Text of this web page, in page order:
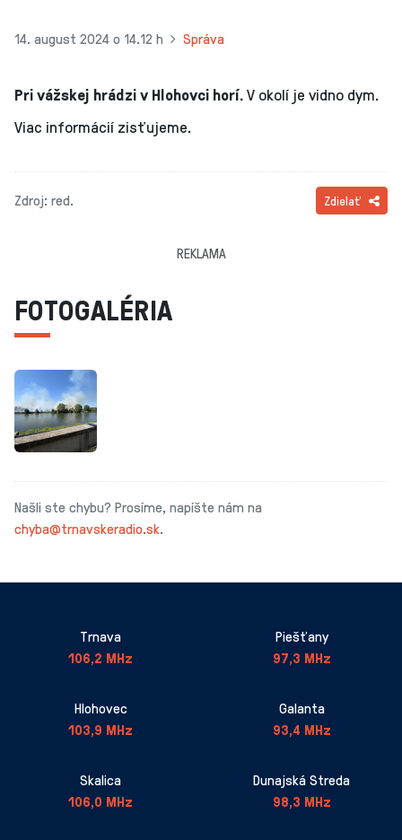
14. august 2024 o 14.12 h Správa
Pri vážskej hrádzi v Hlohovci horí.V okolí je vidno dym.
Viac informácií zisťujeme.
Zdroj: red. Zdielať
REKLAMA
FOTOGALÉRIA
Našli ste chybu? Prosíme, napíšte nám na
chyba@trnavskeradio.sk.
Trnava
106,2 MHz
Piešťany
97,3 MHz
Hlohovec
103,9 MHz
Galanta
93,4 MHz
Skalica
106,0 MHz
Dunajská Streda
98,3 MHz